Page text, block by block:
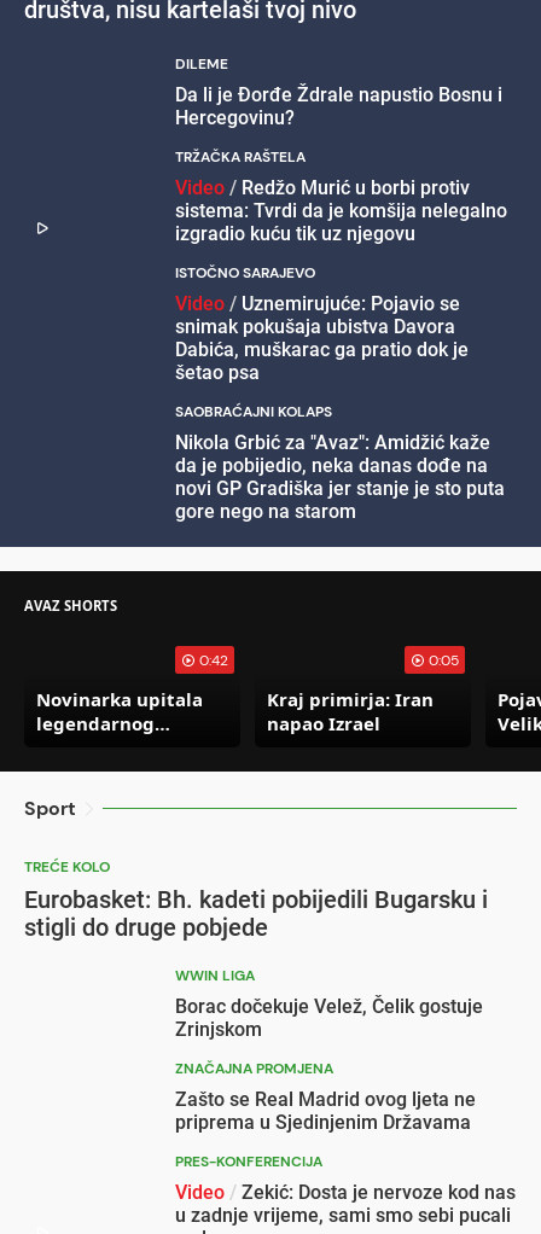
društva, nisu kartelaši tvoj nivo
DILEME
Da li je Đorđe Ždrale napustio Bosnu i
Hercegovinu?
TRŽAČKA RAŠTELA
Video/ Redžo Murić u borbi protiv
sistema: Tvrdi da je komšija nelegalno
izgradio kuću tik uz njegovu
ISTOČNO SARAJEVO
Video/ Uznemirujuće: Pojavio se
snimak pokušaja ubistva Davora
Dabića, muškarac ga pratio dok je
šetao psa
SAOBRAĆAJNI KOLAPS
Nikola Grbić za "Avaz": Amidžić kaže
da je pobijedio, neka danas dođe na
novi GP Gradiška jer stanje je sto puta
gore nego na starom
AVAZ SHORTS
0:42
Novinarka upitala
legendarnog
remi protiv Maroka
Pogledajte njegovu
0:05
Kraj primirja: Iran
napao Izrael
Sport
TREĆE KOLO
Eurobasket: Bh. kadeti pobijedili Bugarsku i
stigli do druge pobjede
WWIN LIGA
Borac dočekuje Velež, Čelik gostuje
Zrinjskom
ZNAČAJNA PROMJENA
Zašto se Real Madrid ovog ljeta ne
priprema u Sjedinjenim Državama
PRES-KONFERENCIJA
Video / Zekić: Dosta je nervoze kod nas
u zadnje vrijeme, sami smo sebi pucali